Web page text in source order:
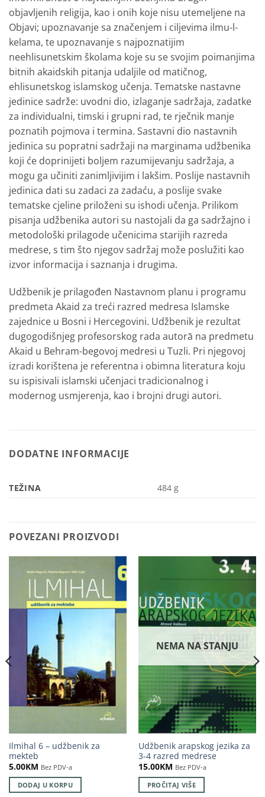
objavljenih religija, kao i onih koje nisu utemeljene na
Objavi; upoznavanje sa značenjem i ciljevima ilmu-l-
kelama, te upoznavanje s najpoznatijim
neehlisunetskim školama koje su se svojim poimanjima
bitnih akaidskih pitanja udaljile od matičnog,
ehlisunetskog islamskog učenja. Tematske nastavne
jedinice sadrže: uvodni dio, izlaganje sadržaja, zadatke
za individualni, timski i grupni rad, te rječnik manje
poznatih pojmova i termina. Sastavni dio nastavnih
jedinica su popratni sadržaji na marginama udžbenika
koji će doprinijeti boljem razumijevanju sadržaja, a
mogu ga učiniti zanimljivijim i lakšim. Poslije nastavnih
jedinica dati su zadaci za zadaću, a poslije svake
tematske cjeline priloženi su ishodi učenja. Prilikom
pisanja udžbenika autori su nastojali da ga sadržajno i
metodološki prilagode učenicima starijih razreda
medrese, s tim što njegov sadržaj može poslužiti kao
izvor informacija i saznanja i drugima.
Udžbenik je prilagođen Nastavnom planu i programu
predmeta Akaid za treći razred medresa Islamske
zajednice u Bosni i Hercegovini. Udžbenik je rezultat
dugogodišnjeg profesorskog rada autorā na predmetu
Akaid u Behram-begovoj medresi u Tuzli. Pri njegovoj
izradi korištena je referentna i obimna literatura koju
su ispisivali islamski učenjaci tradicionalnog i
modernog usmjerenja, kao i brojni drugi autori.
DODATNE INFORMACIJE
TEŽINA 484 g
POVEZANI PROIZVODI
Ilmihal 6 – udžbenik za
mekteb
5.00KM Bez PDV-a
DODAJ U KORPU
NEMA NA STANJU
Udžbenik arapskog jezika za
3-4 razred medrese
15.00KM Bez PDV-a
PROČITAJ VIŠE